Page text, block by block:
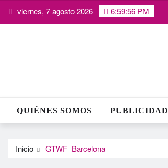
Saltar viernes, 7 agosto 2026 6:59:57 PM
QUIÉNES SOMOS PUBLICIDAD
Inicio GTWF_Barcelona